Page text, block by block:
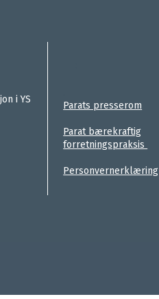
i YS
Parats presserom
Parat bærekraftig
forretningspraksis
Personvernerklæring